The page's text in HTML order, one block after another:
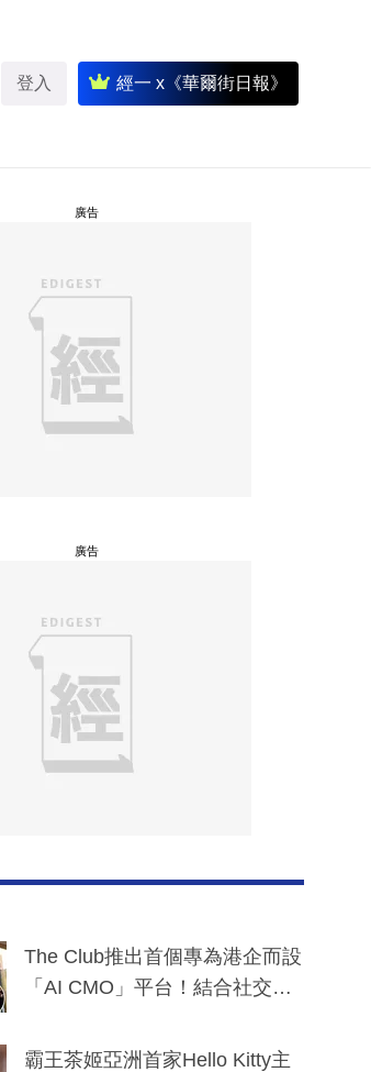
登入 經一 x《華爾街日報》
廣告
廣告
The Club推出首個專為港企而設
「AI CMO」平台！結合社交聆
分鐘生成「貼地」宣傳短片
霸王茶姬亞洲首家Hello Kitty主